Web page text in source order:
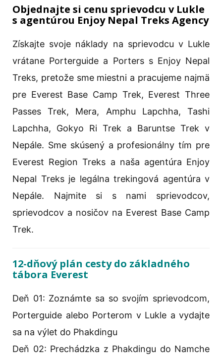
Objednajte si cenu sprievodcu v Lukle
s agentúrou Enjoy Nepal Treks Agency
Získajte svoje náklady na sprievodcu v Lukle
vrátane Porterguide a Porters s Enjoy Nepal
Treks, pretože sme miestni a pracujeme najmä
pre Everest Base Camp Trek, Everest Three
Passes Trek, Mera, Amphu Lapchha, Tashi
Lapchha, Gokyo Ri Trek a Baruntse Trek v
Nepále. Sme skúsený a profesionálny tím pre
Everest Region Treks a naša agentúra Enjoy
Nepal Treks je legálna trekingová agentúra v
Nepále. Najmite si s nami sprievodcov,
sprievodcov a nosičov na Everest Base Camp
Trek.
12-dňový plán cesty do základného
tábora Everest
Deň 01: Zoznámte sa so svojím sprievodcom,
Porterguide alebo Porterom v Lukle a vydajte
sa na výlet do Phakdingu
Deň 02: Prechádzka z Phakdingu do Namche